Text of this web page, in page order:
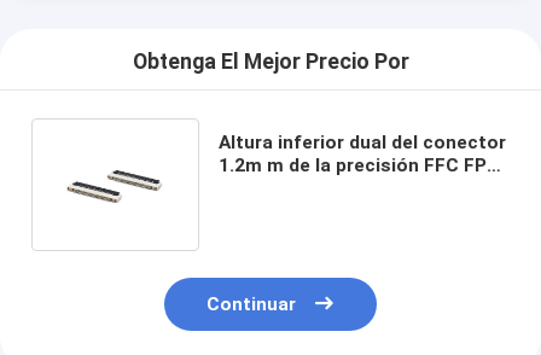
Obtenga El Mejor Precio Por
Altura inferior dual del conector
1.2m m de la precisión FFC FPC
Continuar